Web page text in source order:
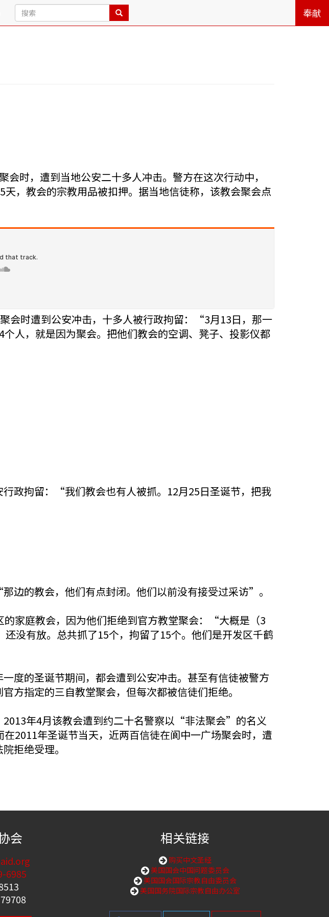
奉献
时，遭到当地公安二十多人冲击。警方在这次行动中，
，教会的宗教用品被扣押。据当地信徒称，该教会聚会点
会时遭到公安冲击，十多人被行政拘留：“3月13日，那一
人，就是因为聚会。把他们教会的空调、凳子、投影仪都
政拘留：“我们教会也有人被抓。12月25日圣诞节，把我
边的教会，他们有点封闭。他们以前没有接受过采访”。
家庭教会，因为他们拒绝到官方教堂聚会：“大概是（3
没有放。总共抓了15个，拘留了15个。他们是开发区千鹤
度的圣诞节期间，都会遭到公安冲击。甚至有信徒被警方
方指定的三自教堂聚会，但每次都被信徒们拒绝。
年4月该教会遭到约二十名警察以“非法聚会”的名义
2011年圣诞节当天，近两百信徒在阆中一广场聚会时，遭
拒绝受理。
会
6985
相关链接
购买中文圣经
美国国会中国问题委员会
美国国会国际宗教自由委员会
美国国务院国际宗教自由办公室